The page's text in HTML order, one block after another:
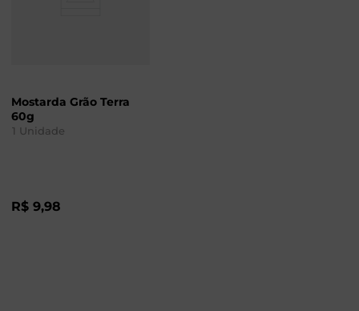
Mostarda Grão Terra
60g
1 Unidade
R$ 9,98